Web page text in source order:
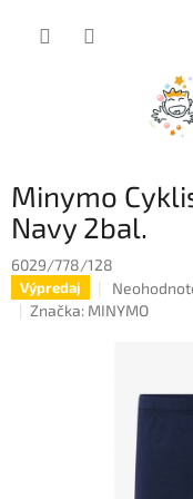
Minymo
Navy 2bal.
6029/778/128
Výpredaj
Priemerné
hodnotenie
hviezdičiek.
Značka: MINYMO